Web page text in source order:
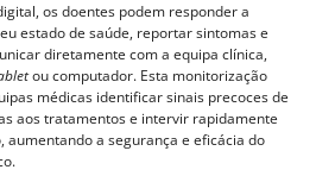
os doentes podem responder a
estado de saúde, reportar sintomas e
diretamente com a equipa clínica,
ou computador. Esta monitorização
médicas identificar sinais precoces de
aos tratamentos e intervir rapidamente
aumentando a segurança e eficácia do